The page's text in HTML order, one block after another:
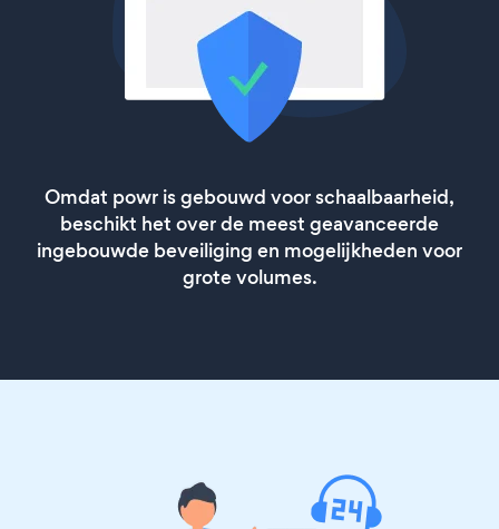
Omdat powr is gebouwd voor schaalbaarheid,
beschikt het over de meest geavanceerde
ingebouwde beveiliging en mogelijkheden voor
grote volumes.